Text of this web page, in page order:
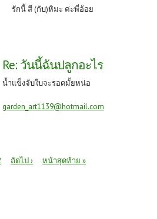
รักนี้ สี (กับ)หิมะ ค่ะพี่อ้อย
Re: วันนี้ฉันปลูกอะไร
น้ำแข็งจับใบจะรอดมั้ยหน่อ
garden_art1139@hotmail.com
ถัดไป › หน้าสุดท้าย »